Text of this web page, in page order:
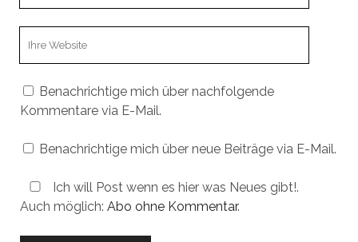
Benachrichtige mich über nachfolgende
Kommentare via E-Mail.
Benachrichtige mich über neue Beiträge via E-Mail.
Ich will Post wenn es hier was Neues gibt!.
Auch möglich: Abo ohne Kommentar.